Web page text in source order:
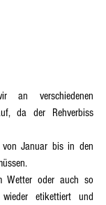
an verschiedenen
da der Rehverbiss
Januar bis in den
Wetter oder auch so
etikettiert und